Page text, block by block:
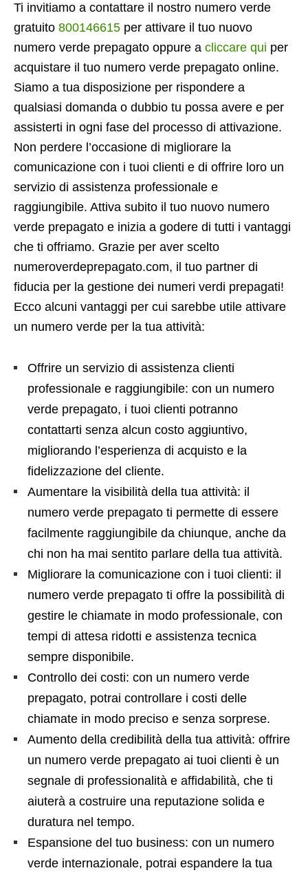
Ti invitiamo a contattare il nostro numero verde
gratuito 800146615 per attivare il tuo nuovo
numero verde prepagato oppure a cliccare qui per
acquistare il tuo numero verde prepagato online.
Siamo a tua disposizione per rispondere a
qualsiasi domanda o dubbio tu possa avere e per
assisterti in ogni fase del processo di attivazione.
Non perdere l’occasione di migliorare la
comunicazione con i tuoi clienti e di offrire loro un
servizio di assistenza professionale e
raggiungibile. Attiva subito il tuo nuovo numero
verde prepagato e inizia a godere di tutti i vantaggi
che ti offriamo. Grazie per aver scelto
numeroverdeprepagato.com, il tuo partner di
fiducia per la gestione dei numeri verdi prepagati!
Ecco alcuni vantaggi per cui sarebbe utile attivare
un numero verde per la tua attività:
Offrire un servizio di assistenza clienti
professionale e raggiungibile: con un numero
verde prepagato, i tuoi clienti potranno
contattarti senza alcun costo aggiuntivo,
migliorando l’esperienza di acquisto e la
fidelizzazione del cliente.
Aumentare la visibilità della tua attività: il
numero verde prepagato ti permette di essere
facilmente raggiungibile da chiunque, anche da
chi non ha mai sentito parlare della tua attività.
Migliorare la comunicazione con i tuoi clienti: il
numero verde prepagato ti offre la possibilità di
gestire le chiamate in modo professionale, con
tempi di attesa ridotti e assistenza tecnica
sempre disponibile.
Controllo dei costi: con un numero verde
prepagato, potrai controllare i costi delle
chiamate in modo preciso e senza sorprese.
Aumento della credibilità della tua attività: offrire
un numero verde prepagato ai tuoi clienti è un
segnale di professionalità e affidabilità, che ti
aiuterà a costruire una reputazione solida e
duratura nel tempo.
Espansione del tuo business: con un numero
verde internazionale, potrai espandere la tua